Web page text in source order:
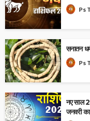
Ps
सनातन
Ps
नए साल
जनवरी